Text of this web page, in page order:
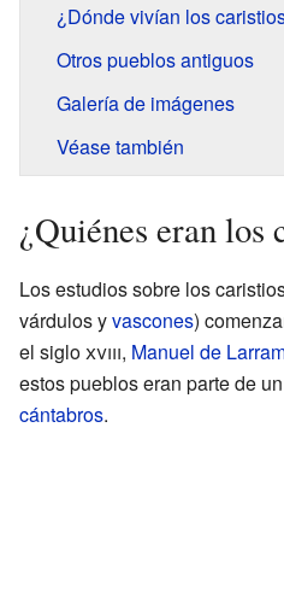
¿Dónde vivían los
Otros pueblos antiguos
Galería de imágenes
Véase también
¿Quiénes eran los
Los estudios sobre los
várdulos yvascones)
el sigloxviii, Manuel de
estos pueblos eran parte de
cántabros.